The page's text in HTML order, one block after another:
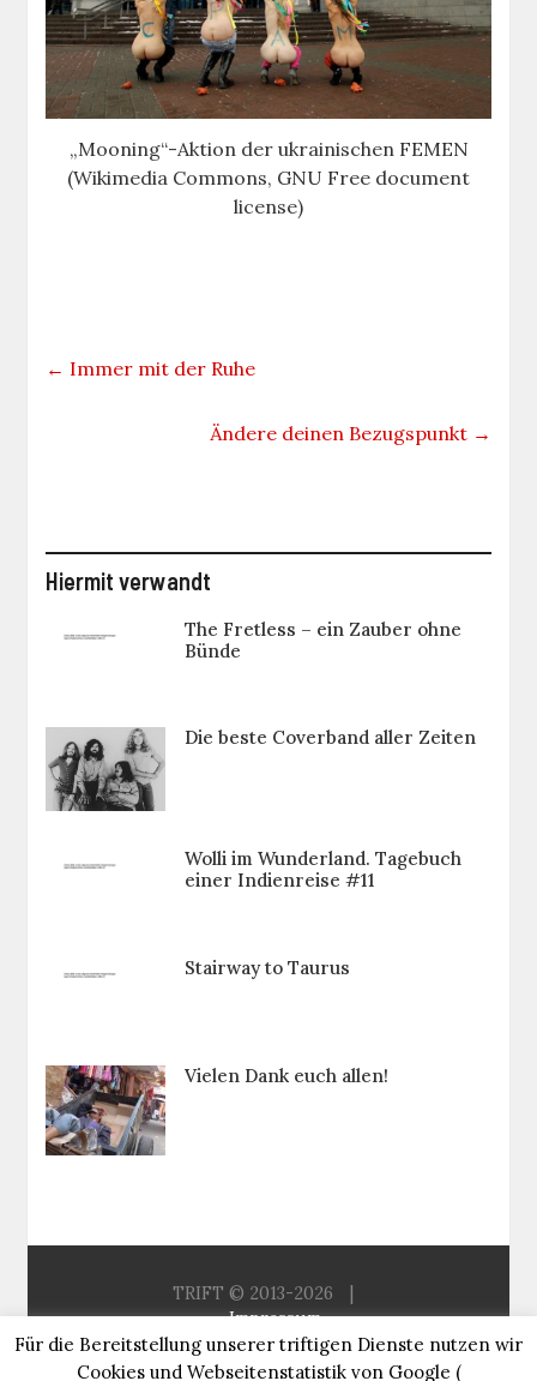
„Mooning“-Aktion der ukrainischen FEMEN
(Wikimedia Commons, GNU Free document
license)
← Immer mit der Ruhe
Ändere deinen Bezugspunkt →
Hiermit verwandt
The Fretless – ein Zauber ohne
Bünde
Die beste Coverband aller Zeiten
Wolli im Wunderland. Tagebuch
einer Indienreise #11
Stairway to Taurus
Vielen Dank euch allen!
TRIFT © 2013-2026
Impressum
Aus der Redaktion
Sitemap
Für die Bereitstellung unserer triftigen Dienste nutzen wir
Cookies und Webseitenstatistik von Google (